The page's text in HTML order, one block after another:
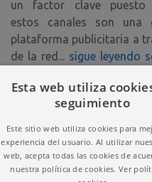
un factor clave puesto
estos canales son una
plataforma publicitaria a
de la red... sigue leyendo
Esta web utiliza
seguimiento
Este sitio web utiliza cookies para
experiencia del usuario. Al utilizar
web, acepta todas las cookies de
nuestra política de cookies.Ver